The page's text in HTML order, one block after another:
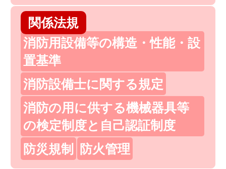
関係法規
消防用設備等の構造・性能・設
置基準
消防設備士に関する規定
消防の用に供する機械器具等
の検定制度と自己認証制度
防災規制 防火管理